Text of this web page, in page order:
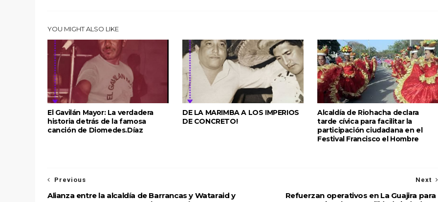
YOU MIGHT ALSO LIKE
El Gavilán Mayor: La verdadera
historia detrás de la famosa
canción de Diomedes.Díaz
DE LA MARIMBA A LOS IMPERIOS
DE CONCRETO!
Alcaldía de Riohacha declara
tarde cívica para facilitar la
participación ciudadana en el
Festival Francisco el Hombre
Next
Refuerzan operativos en La Guajira para
Previous
Alianza entre la alcaldía de Barrancas y Wataraid y